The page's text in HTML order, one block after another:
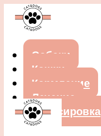
Собаки
Кошки
Кормление
Лечение
Дрессировка